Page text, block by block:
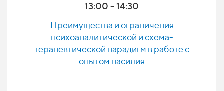
13:00 - 14:30
Преимущества и ограничения
психоаналитической и схема-
терапевтической парадигм в работе с
опытом насилия